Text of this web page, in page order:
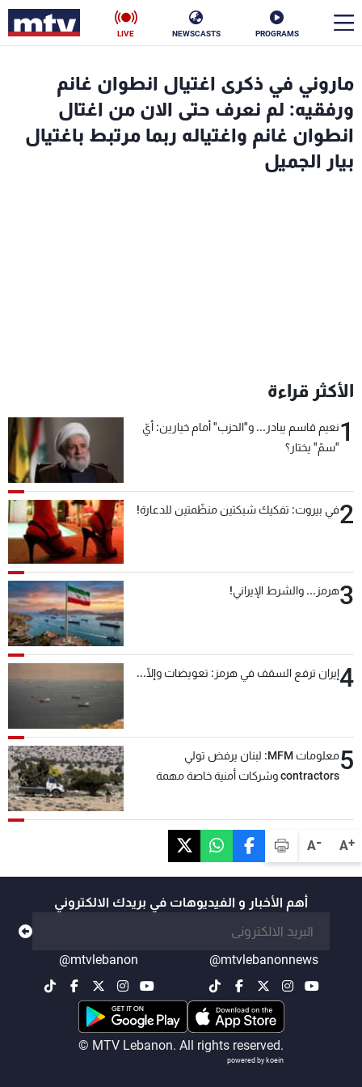
PROGRAMS
NEWSCASTS
LIVE
A+
A-
ماروني في ذكرى اغتيال انطوان غانم
ورفقيه: لم نعرف حتى الان من اغتال
انطوان غانم واغتياله ربما مرتبط باغتيال
بيار الجميل
الأكثر قراءة
1نعيم قاسم يبادر... و"الحزب" أمام خيارين: أيّ
"سمّ" يختار؟
2في بيروت: تفكيك شبكتين منظّمتين للدعارة!
3هرمز... والشرط الإيراني!
4إيران ترفع السقف في هرمز: تعويضات وإلّا...
5
معلومات MFM: لبنان يرفض تولي
contractors وشركات أمنية خاصة مهمة
أهم الأخبار و الفيديوهات في بريدك الالكتروني
@mtvlebanonnews
@mtvlebanon
© MTV Lebanon. All rights reserved.
powered by koein
الأخبار
سياسة ناس
شاهد البرامج
الترددات
لاعلاناتكم
شروط الإسـتخدام
سياسة الخصوصية